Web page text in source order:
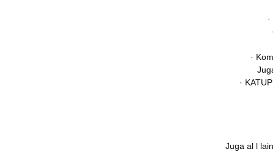
·
·
Juga al l